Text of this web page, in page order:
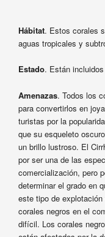
Hábitat. Estos corales
aguas tropicales y
Estado. Están
Amenazas. Todos los
para convertirlos en
turistas por la
que su esqueleto
un brillo lustroso. El
por ser una de las
comercialización, pero
determinar el grado en
este tipo de
corales negros en el
difícil. Los corales